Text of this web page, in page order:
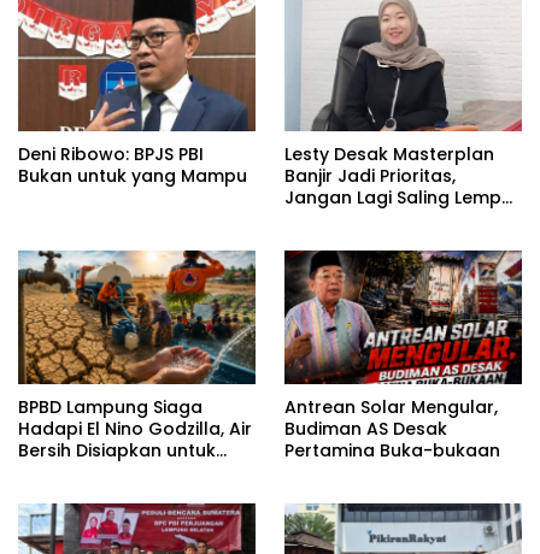
Deni Ribowo: BPJS PBI
Bukan untuk yang Mampu
Lesty Desak Masterplan
Banjir Jadi Prioritas,
Jangan Lagi Saling Lempar
BPBD Lampung Siaga
Hadapi El Nino Godzilla, Air
Bersih Disiapkan untuk
Antrean Solar Mengular,
Budiman AS Desak
Pertamina Buka-bukaan